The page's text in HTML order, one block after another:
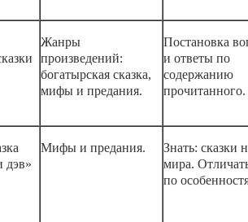
Жанры
произведений:
богатырская сказка,
мифы и предания.
Постановка
и ответы по
содержанию
прочитанного.
дэв»
Мифы и предания.
Знать: сказки
мира.
по